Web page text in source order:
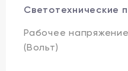
Светотехнические
Рабочее напряжение
(Вольт)